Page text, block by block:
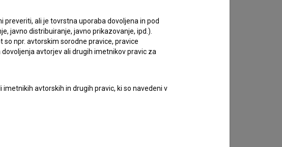
preveriti, ali je tovrstna uporaba dovoljena in pod
javno distribuiranje, javno prikazovanje, ipd.).
npr. avtorskim sorodne pravice, pravice
avtorjev ali drugih imetnikov pravic za
avtorskih in drugih pravic, ki so navedeni v